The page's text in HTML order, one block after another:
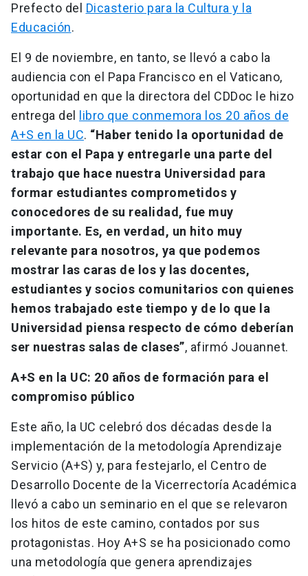
Prefecto del Dicasterio para la Cultura y la
Educación.
El 9 de noviembre, en tanto, se llevó a cabo la
audiencia con el Papa Francisco en el Vaticano,
oportunidad en que la directora del CDDoc le hizo
entrega del
libro que conmemora los 20 años de
A+S en la UC. “Haber tenido la oportunidad de
estar con el Papa y entregarle una parte del
trabajo que hace nuestra Universidad para
formar estudiantes comprometidos y
conocedores de su realidad, fue muy
importante. Es, en verdad, un hito muy
relevante para nosotros, ya que podemos
mostrar las caras de los y las docentes,
estudiantes y socios comunitarios con quienes
hemos trabajado este tiempo y de lo que la
Universidad piensa respecto de cómo deberían
ser nuestras salas de clases”, afirmó Jouannet.
A+S en la UC: 20 años de formación para el
compromiso público
Este año, la UC celebró dos décadas desde la
implementación de la metodología Aprendizaje
Servicio (A+S) y, para festejarlo, el Centro de
Desarrollo Docente de la Vicerrectoría Académica
llevó a cabo un seminario en el que se relevaron
los hitos de este camino, contados por sus
protagonistas. Hoy A+S se ha posicionado como
una metodología que genera aprendizajes